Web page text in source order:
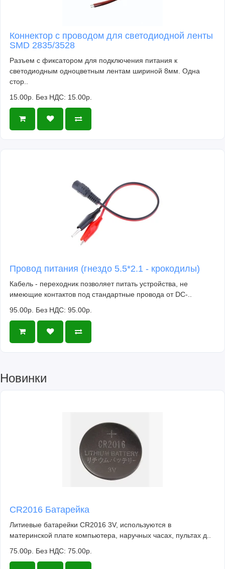
Коннектор с проводом для светодиодной ленты
SMD 2835/3528
Разъем с фиксатором для подключения питания к
светодиодным одноцветным лентам шириной 8мм. Одна
стор..
15.00р. Без НДС: 15.00р.
Провод питания (гнездо 5.5*2.1 - крокодилы)
Кабель - переходник позволяет питать устройства, не
имеющие контактов под стандартные провода от DC-..
95.00р. Без НДС: 95.00р.
Новинки
CR2016 Батарейка
Литиевые батарейки CR2016 3V, используются в
материнской плате компьютера, наручных часах, пультах д..
75.00р. Без НДС: 75.00р.